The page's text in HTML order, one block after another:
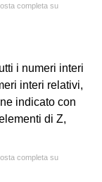
completa su
i numeri interi
interi relativi,
indicato con
di Z,
completa su